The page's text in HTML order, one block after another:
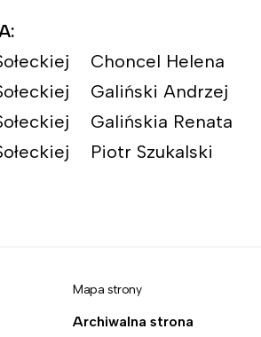
Choncel Helena
Galiński Andrzej
Galińskia Renata
Piotr Szukalski
Mapa strony
Archiwalna strona